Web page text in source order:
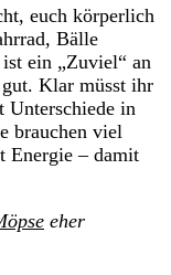
euch körperlich
Bälle
ein „Zuviel“ an
Klar müsst ihr
Unterschiede in
brauchen viel
Energie – damit
eher